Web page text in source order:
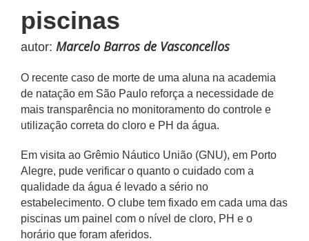
piscinas
autor: Marcelo Barros de Vasconcellos
O recente caso de morte de uma aluna na academia
de natação em São Paulo reforça a necessidade de
mais transparência no monitoramento do controle e
utilização correta do cloro e PH da água.
Em visita ao Grêmio Náutico União (GNU), em Porto
Alegre, pude verificar o quanto o cuidado com a
qualidade da água é levado a sério no
estabelecimento. O clube tem fixado em cada uma das
piscinas um painel com o nível de cloro, PH e o
horário que foram aferidos.